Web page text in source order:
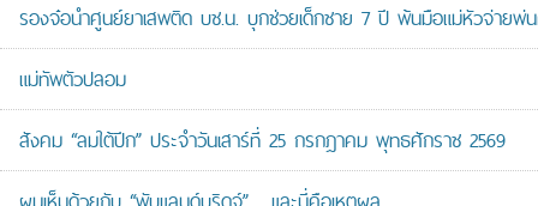
รองจ๋อนำศูนย์ยาเสพติด บช.น. บุกช่วยเด็กชาย 7 ปี พ้นมือแม่หัวจ่ายพ่น
แม่ทัพตัวปลอม
สังคม “ลมใต้ปีก” ประจำวันเสาร์ที่ 25 กรกฎาคม พุทธศักราช 2569